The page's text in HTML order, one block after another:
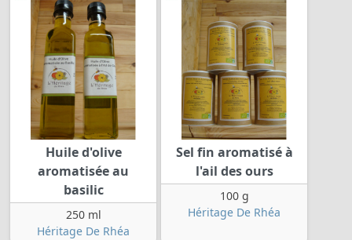
Huile d'olive
aromatisée au
basilic
250 ml
Héritage De Rhéa
Sel fin aromatisé à
l'ail des ours
100 g
Héritage De Rhéa